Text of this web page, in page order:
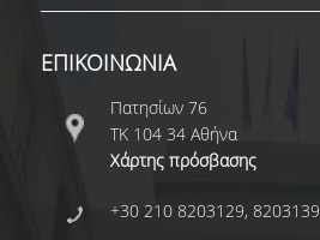
ΕΠΙΤΙΜΟΙ ΔΙΔΑΚΤΟΡΕΣ
ΕΠΙΣΚΕΠΤΕΣ ΚΑΘΗΓΗΤΕΣ
ΜΕΛΗ Ε.ΔΙ.Π.
ΜΕΛΗ Ε.Τ.Ε.Π.
ΕΠΙΚΟΙΝΩΝΙΑ
Πατησίων 76
ΤΚ 104 34 Αθήνα
Χάρτης πρόσβασης
+30 210 8203129, 8203139